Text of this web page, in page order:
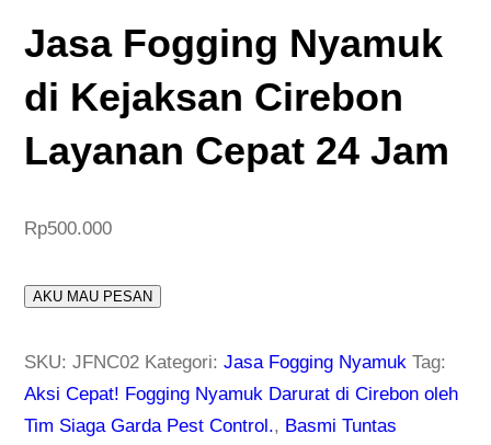
Jasa Fogging Nyamuk
di Kejaksan Cirebon
Layanan Cepat 24 Jam
Rp500.000
AKU MAU PESAN
SKU:JFNC02 Kategori:Jasa Fogging Nyamuk Tag:
Aksi Cepat! Fogging Nyamuk Darurat di Cirebon oleh
Tim Siaga Garda Pest Control., Basmi Tuntas